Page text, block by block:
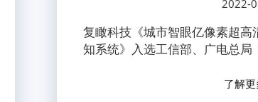
2022-
复瞰科技《城市智眼亿像素超高
知系统》入选工信部、广电总局
了解